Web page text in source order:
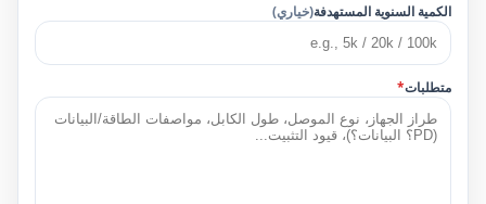
الكمية السنوية المستهدفة(خياري)
متطلبات*